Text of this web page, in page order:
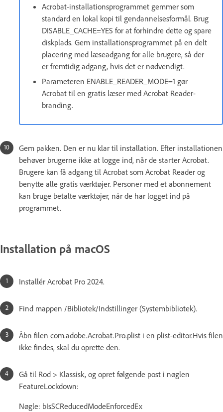
Acrobat-installationsprogrammet gemmer som
standard en lokal kopi til gendannelsesformål. Brug
DISABLE_CACHE=YES for at forhindre dette og spare
diskplads. Gem installationsprogrammet på en delt
placering med læseadgang for alle brugere, så der
er fremtidig adgang, hvis det er nødvendigt.
Parameteren ENABLE_READER_MODE=1 gør
Acrobat til en gratis læser med Acrobat Reader-
branding.
Gem pakken. Den er nu klar til installation. Efter installationen
behøver brugerne ikke at logge ind, når de starter Acrobat.
Brugere kan få adgang til Acrobat som Acrobat Reader og
benytte alle gratis værktøjer. Personer med et abonnement
kan bruge betalte værktøjer, når de har logget ind på
programmet.
Installation på macOS
Installér Acrobat Pro 2024.
Find mappen /Bibliotek/Indstillinger (Systembibliotek).
Åbn filen com.adobe.Acrobat.Pro.plist i en plist-editor.Hvis filen
ikke findes, skal du oprette den.
Gå til Rod > Klassisk, og opret følgende post i nøglen
FeatureLockdown:
Nøgle: bIsSCReducedModeEnforcedEx